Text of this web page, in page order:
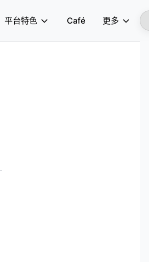
平台特色 Café 更多